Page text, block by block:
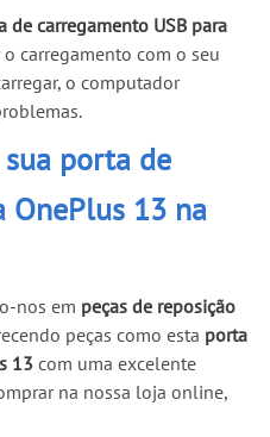
de carregamento USB para
carregamento com o seu
o computador
porta de
OnePlus 13 na
nos em peças de reposição
peças como esta porta
13 com uma excelente
na nossa loja online,